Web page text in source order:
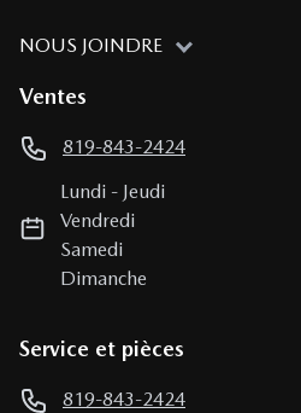
NOUS JOINDRE
Ventes
819-843-2424
Lundi - Jeudi
Vendredi
Samedi
Dimanche
Service et pièces
819-843-2424